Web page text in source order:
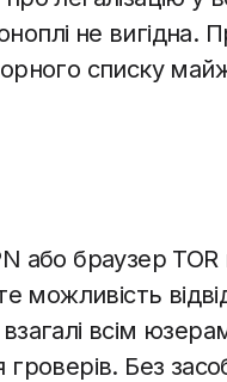
не вигідна.
списку
або браузер TOR
всім
Без